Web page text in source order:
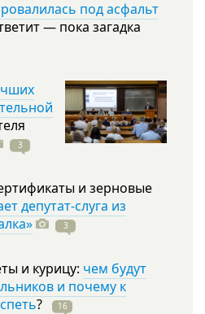
под асфальт
— пока загадка
3
и зерновые
депутат-слуга из
3
и курицу: чем будут
и почему к
? 16